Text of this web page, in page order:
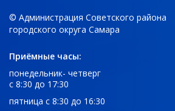
© Администрация Советского района
городского округа Самара
Приёмные часы:
понедельник- четверг
с 8:30 до 17:30
пятница с 8:30 до 16:30